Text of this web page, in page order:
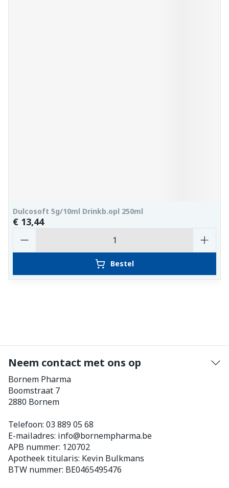
Dulcosoft 5g/10ml Drinkb.opl 250ml
€ 13,44
Bestel
Neem contact met ons op
Bornem Pharma
Boomstraat 7
2880 Bornem
Telefoon: 03 889 05 68
E-mailadres: info@bornempharma.be
APB nummer: 120702
Apotheek titularis: Kevin Bulkmans
BTW nummer: BE0465495476